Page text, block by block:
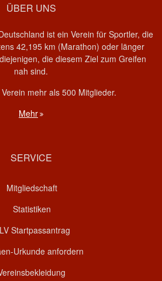
ÜBER UNS
ist ein Verein für Sportler, die
42,195 km (Marathon) oder länger
die diesem Ziel zum Greifen
nah sind.
mehr als 500 Mitglieder.
Mehr
SERVICE
Mitgliedschaft
Statistiken
Startpassantrag
Urkunde anfordern